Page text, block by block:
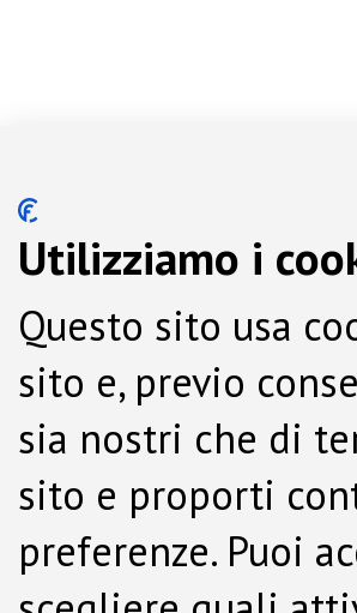
Utilizziamo i
Questo sito usa
sito e, previo
sia nostri che di
sito e proporti
preferenze. Puoi